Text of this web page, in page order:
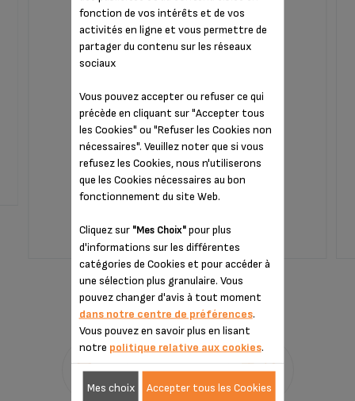
Gage de longévité de votre appareil
Indisponible,Tenez-moi informé(e)
5,99 €
AJOUTER AU PANIER
fonction de vos intérêts et de vos
activités en ligne et vous permettre de
partager du contenu sur les réseaux
sociaux
Vous pouvez accepter ou refuser ce qui
précède en cliquant sur "Accepter tous
les Cookies" ou "Refuser les Cookies non
nécessaires". Veuillez noter que si vous
refusez les Cookies, nous n'utiliserons
que les Cookies nécessaires au bon
fonctionnement du site Web.
Cliquez sur "Mes Choix"pour plus
d'informations sur les différentes
catégories de Cookies et pour accéder à
une sélection plus granulaire. Vous
pouvez changer d'avis à tout moment
dans notre centre de préférences.
Vous pouvez en savoir plus en lisant
notre politique relative aux cookies.
Mes choix Accepter tous les Cookies